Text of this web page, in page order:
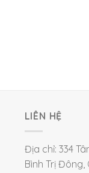
LIÊN HỆ
Địa chỉ: 334
Bình Trị Đông,